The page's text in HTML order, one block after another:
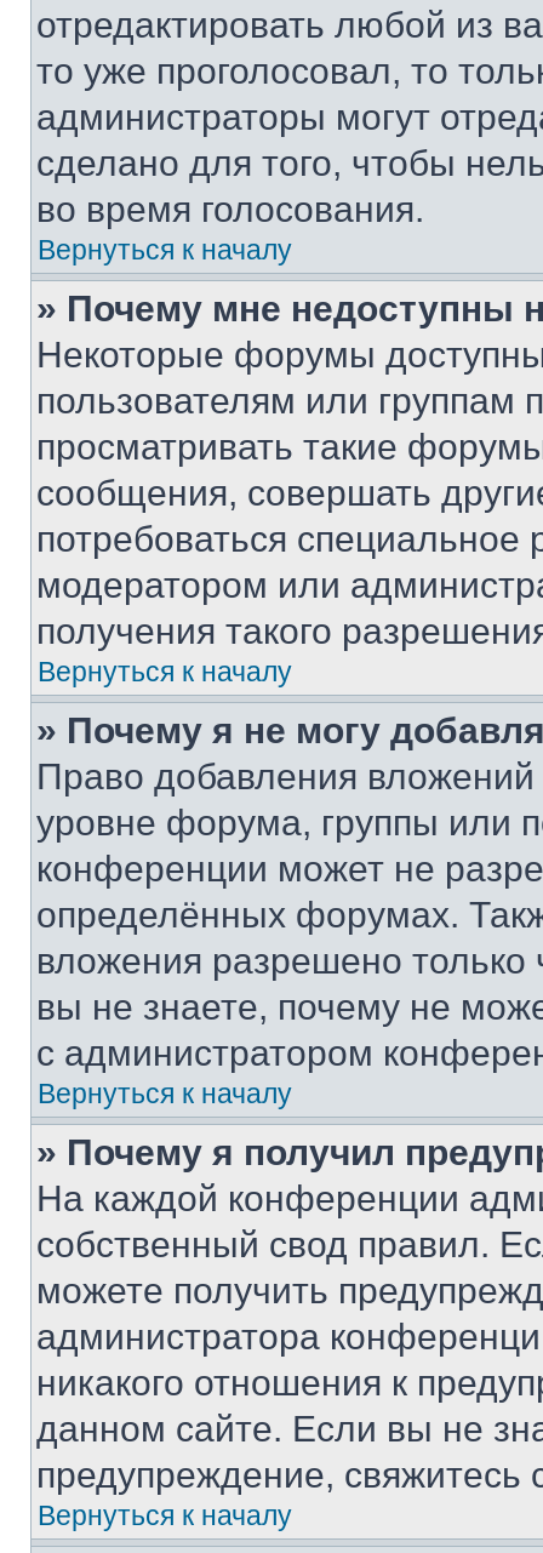
отредактировать любой из
то уже проголосовал, то
администраторы могут
сделано для того, чтобы
во время голосования.
Вернуться к началу
» Почему мне недоступны
Некоторые форумы
пользователям или группам
просматривать такие
сообщения, совершать
потребоваться
модератором или
получения такого
Вернуться к началу
» Почему я не могу
Право добавления
уровне форума, группы или
конференции может не
определённых форумах.
вложения разрешено
вы не знаете, почему не
с администратором
Вернуться к началу
» Почему я получил
На каждой конференции
собственный свод правил.
можете получить
администратора
никакого отношения к
данном сайте. Если вы не
предупреждение,
Вернуться к началу